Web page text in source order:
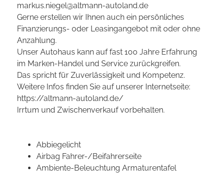
markus.niegel@altmann-autoland.de
Gerne erstellen wir Ihnen auch ein persönliches
Finanzierungs- oder Leasingangebot mit oder ohne
Anzahlung.
Unser Autohaus kann auf fast 100 Jahre Erfahrung
im Marken-Handel und Service zurückgreifen.
Das spricht für Zuverlässigkeit und Kompetenz.
Weitere Infos finden Sie auf unserer Internetseite:
https://altmann-autoland.de/
Irrtum und Zwischenverkauf vorbehalten.
Abbiegelicht
Airbag Fahrer-/Beifahrerseite
Ambiente-Beleuchtung Armaturentafel